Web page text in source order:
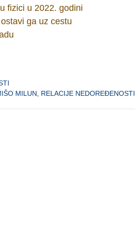
fizici u 2022. godini
ga uz cestu
MILUN RELACIJE NEDOREĐENOSTI